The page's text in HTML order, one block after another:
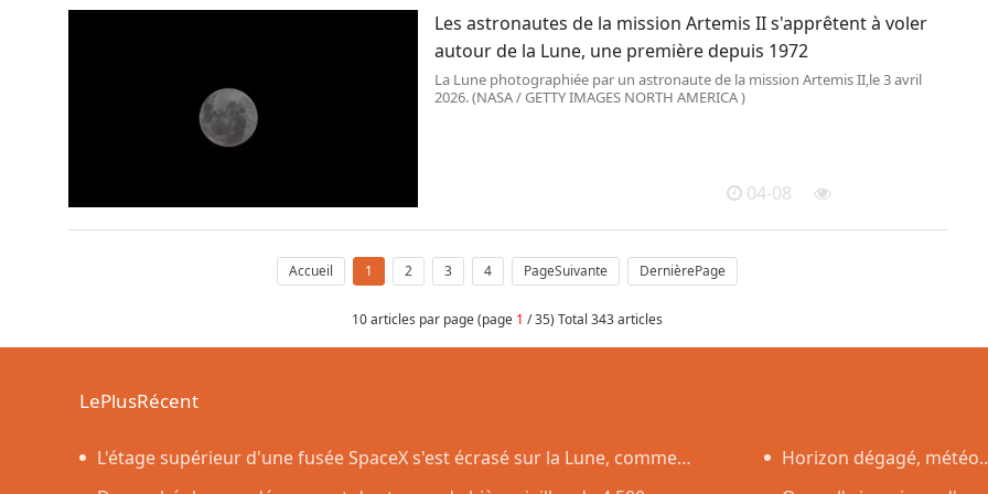
Les astronautes de la mission Artemis II s'apprêtent à voler
autour de la Lune, une première depuis 1972
La Lune photographiée par un astronaute de la mission Artemis II,le 3 avril
2026. (NASA / GETTY IMAGES NORTH AMERICA )
04-08
Accueil 1 2 3 4 PageSuivante DernièrePage
10 articles par page (page 1 / 35) Total 343 articles
LePlusRécent
L'étage supérieur d'une fusée SpaceX s'est écrasé sur la Lune, comme
Horizon dégagé,